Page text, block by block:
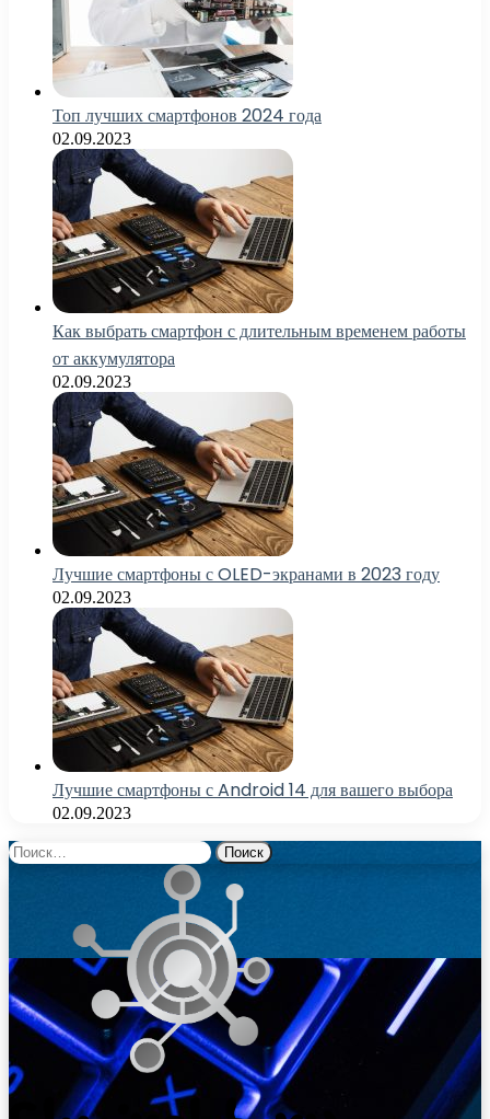
Топ лучших смартфонов 2024 года
02.09.2023
Как выбрать смартфон с длительным временем работы
от аккумулятора
02.09.2023
Лучшие смартфоны с OLED-экранами в 2023 году
02.09.2023
Лучшие смартфоны с Android 14 для вашего выбора
02.09.2023
Найти: